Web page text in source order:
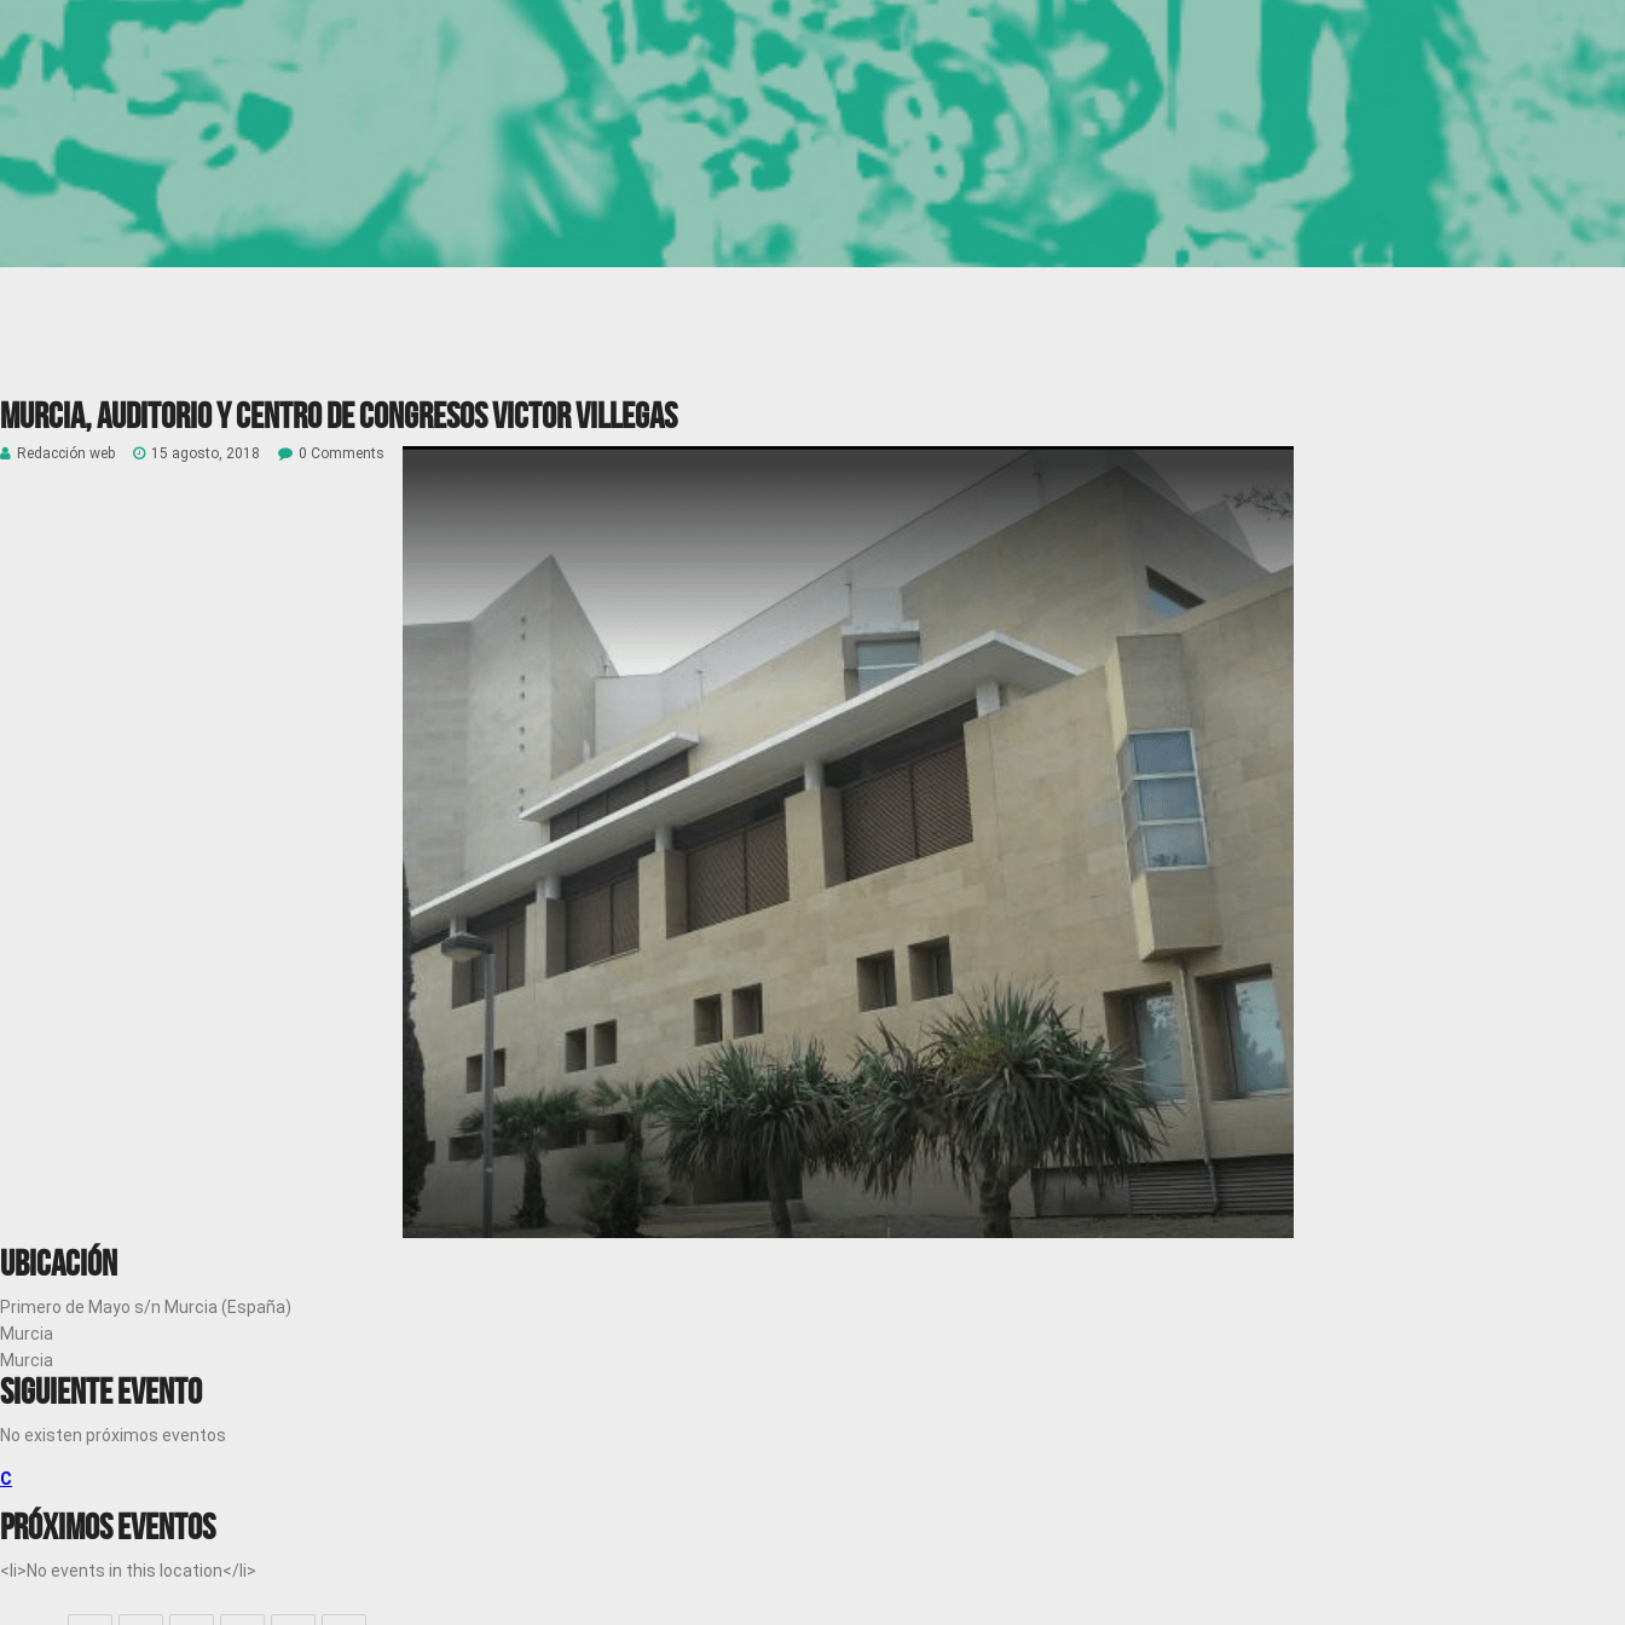
Murcia, Auditorio y Centro de Congresos Victor Villegas
Redacción web 15 agosto, 2018 0 Comments
Ubicación
Primero de Mayo s/n Murcia (España)
Murcia
Murcia
Siguiente evento
No existen próximos eventos
C
Próximos eventos
<li>No events in this location</li>